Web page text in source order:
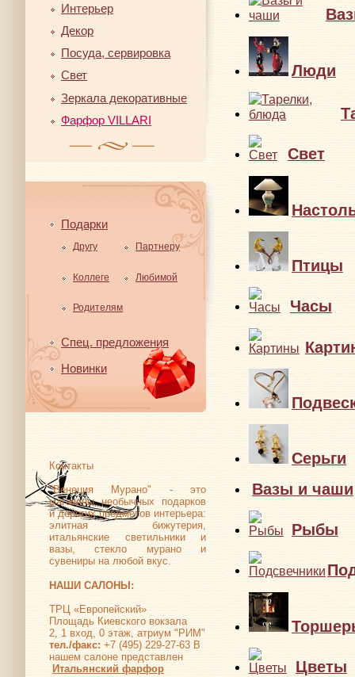
Интерьер
Декор
Посуда, сервировка
Свет
Зеркала декоративные
Фарфор VILLARI
Подарки
Другу Партнеру
Коллеге Любимой
Родителям
Спец. предложения
Новинки
Контакты
"Венеция Мурано" - это
магазины необычных подарков
и дорогих предметов интерьера:
элитная бижутерия,
итальянские светильники и
вазы, стекло мурано и
сувениры на любой вкус.
НАШИ САЛОНЫ:
ТРЦ «Европейский»
Площадь Киевского вокзала
2, 1 вход, 0 этаж, атриум "РИМ"
тел./факс: +7 (495) 229-27-63 В
нашем салоне представлен
Итальянский фарфор
Люди
Свет
Птицы
Часы
Серьги
Вазы и чаши
Рыбы
Цветы